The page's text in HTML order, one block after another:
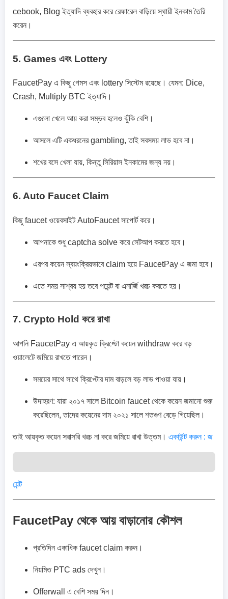
cebook, Blog ইত্যাদি ব্যবহার করে রেফারেল বাড়িয়ে স্থায়ী ইনকাম তৈরি
করেন।
5. Games এবং Lottery
FaucetPay এ কিছু গেমস এবং lottery সিস্টেম রয়েছে। যেমন: Dice,
Crash, Multiply BTC ইত্যাদি।
এগুলো খেলে আয় করা সম্ভব হলেও ঝুঁকি বেশি।
আসলে এটি একধরনের gambling, তাই সবসময় লাভ হবে না।
শখের বসে খেলা যায়, কিন্তু সিরিয়াস ইনকামের জন্য নয়।
6. Auto Faucet Claim
কিছু faucet ওয়েবসাইট AutoFaucet সাপোর্ট করে।
আপনাকে শুধু captcha solve করে সেটআপ করতে হবে।
এরপর কয়েন স্বয়ংক্রিয়ভাবে claim হয়ে FaucetPay এ জমা হবে।
এতে সময় সাশ্রয় হয় তবে পয়েন্ট বা এনার্জি খরচ করতে হয়।
7. Crypto Hold করে রাখা
আপনি FaucetPay এ আয়কৃত ক্রিপ্টো কয়েন withdraw করে বড়
ওয়ালেটে জমিয়ে রাখতে পারেন।
সময়ের সাথে সাথে ক্রিপ্টোর দাম বাড়লে বড় লাভ পাওয়া যায়।
উদাহরণ: যারা ২০১৭ সালে Bitcoin faucet থেকে কয়েন জমানো শুরু
করেছিলেন, তাদের কয়েনের দাম ২০২১ সালে শতগুণ বেড়ে গিয়েছিল।
তাই আয়কৃত কয়েন সরাসরি খরচ না করে জমিয়ে রাখা উত্তম। একাউন্ট করুন : জ
য়েন্ট
FaucetPay থেকে আয় বাড়ানোর কৌশল
প্রতিদিন একাধিক faucet claim করুন।
নিয়মিত PTC ads দেখুন।
Offerwall এ বেশি সময় দিন।